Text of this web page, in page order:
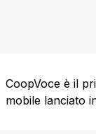
CoopVoce è il
mobile lanciato